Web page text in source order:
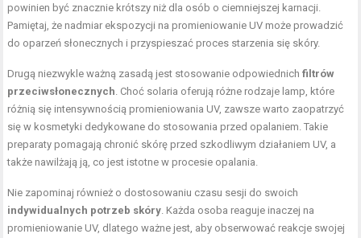
powinien być znacznie krótszy niż dla osób o ciemniejszej karnacji.
Pamiętaj, że nadmiar ekspozycji na promieniowanie UV może prowadzić
do oparzeń słonecznych i przyspieszać proces starzenia się skóry.
Drugą niezwykle ważną zasadą jest stosowanie odpowiednichfiltrów
przeciwsłonecznych . Choć solaria oferują różne rodzaje lamp, które
różnią się intensywnością promieniowania UV, zawsze warto zaopatrzyć
się w kosmetyki dedykowane do stosowania przed opalaniem. Takie
preparaty pomagają chronić skórę przed szkodliwym działaniem UV, a
także nawilżają ją, co jest istotne w procesie opalania.
Nie zapominaj również o dostosowaniu czasu sesji do swoich
indywidualnych potrzeb skóry . Każda osoba reaguje inaczej na
promieniowanie UV, dlatego ważne jest, aby obserwować reakcje swojej